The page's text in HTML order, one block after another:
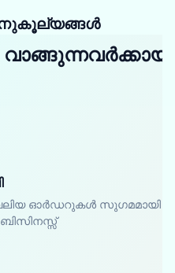
വാങ്ങുന്നവർക്കായി
വലിയ ഓർഡറുകൾ സുഗമമായി